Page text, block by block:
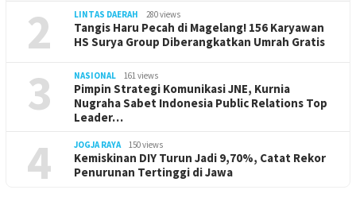
2 LINTAS DAERAH 280 views
Tangis Haru Pecah di Magelang! 156 Karyawan
HS Surya Group Diberangkatkan Umrah Gratis
3 NASIONAL 161 views
Pimpin Strategi Komunikasi JNE, Kurnia
Nugraha Sabet Indonesia Public Relations Top
Leader…
4 JOGJA RAYA 150 views
Kemiskinan DIY Turun Jadi 9,70%, Catat Rekor
Penurunan Tertinggi di Jawa